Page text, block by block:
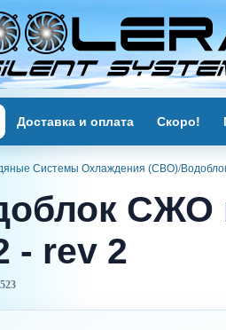
Доставка и оплата Скоро!
Системы Охлаждения (СВО)/
СЖО
- rev 2